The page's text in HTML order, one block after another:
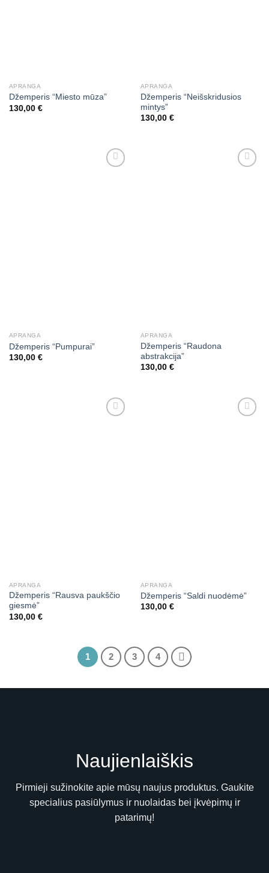
APRANGA
Džemperis “Miesto mūza”
130,00 €
APRANGA
Džemperis “Neišskridusios
mintys”
130,00 €
APRANGA
Džemperis “Pumpurai”
130,00 €
APRANGA
Džemperis “Raudona
abstrakcija”
130,00 €
APRANGA
Džemperis “Rausva paukščio
giesmė”
130,00 €
APRANGA
Džemperis “Saldi nuodėmė”
130,00 €
1 2 3 4
Naujienlaiškis
Pirmieji sužinokite apie mūsų naujus produktus. Gaukite
specialius pasiūlymus ir nuolaidas bei įkvėpimų ir
patarimų!